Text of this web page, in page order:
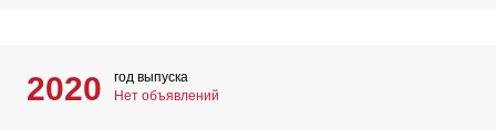
2020
год выпуска
Нет объявлений